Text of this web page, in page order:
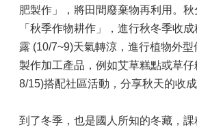
肥製作」，將田間廢棄物再利用。
「秋季作物耕作」，進行秋冬季收
露 (10/7~9)天氣轉涼，進行植物外
製作加工產品，例如艾草糕點或草
8/15)搭配社區活動，分享秋天的收成
到了冬季，也是國人所知的冬藏，